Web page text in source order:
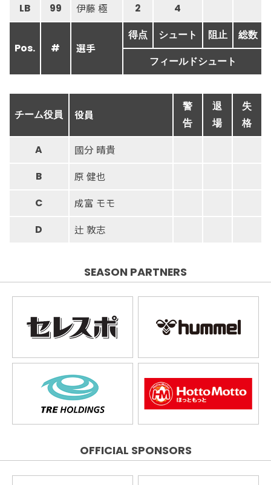
LB 99 伊藤 極 2 4
Pos. # 選手
得点 シュート 阻止 総数
フィールドシュート
チーム役員 役員
警
告
退
場
失
格
A 國分 晴貴
B 原 健也
C 成富 モモ
D 辻 敦志
SEASON PARTNERS
OFFICIAL SPONSORS